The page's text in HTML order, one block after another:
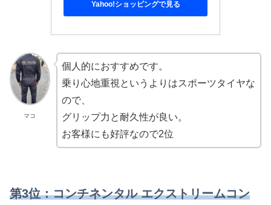
Yahoo!ショッピングで見る
マコ
個人的におすすめです。
乗り心地重視というよりはスポーツタイヤな
ので、
グリップ力と耐久性が良い。
お客様にも好評なので2位
第3位：コンチネンタル エクストリームコン